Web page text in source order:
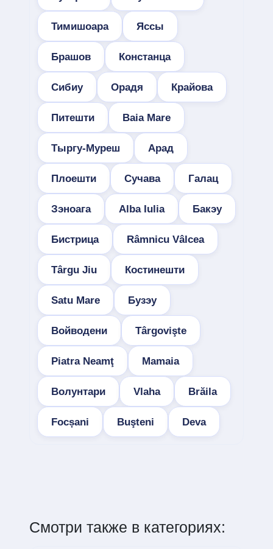
Тимишоара Яссы
Брашов Констанца
Сибиу Орадя Крайова
Питешти Baia Mare
Тыргу-Муреш Арад
Плоешти Сучава Галац
Зэноага Alba Iulia Бакэу
Бистрица Râmnicu Vâlcea
Târgu Jiu Костинешти
Satu Mare Бузэу
Войводени Târgovişte
Piatra Neamţ Mamaia
Волунтари Vlaha Brăila
Focșani Buşteni Deva
Смотри также в категориях: